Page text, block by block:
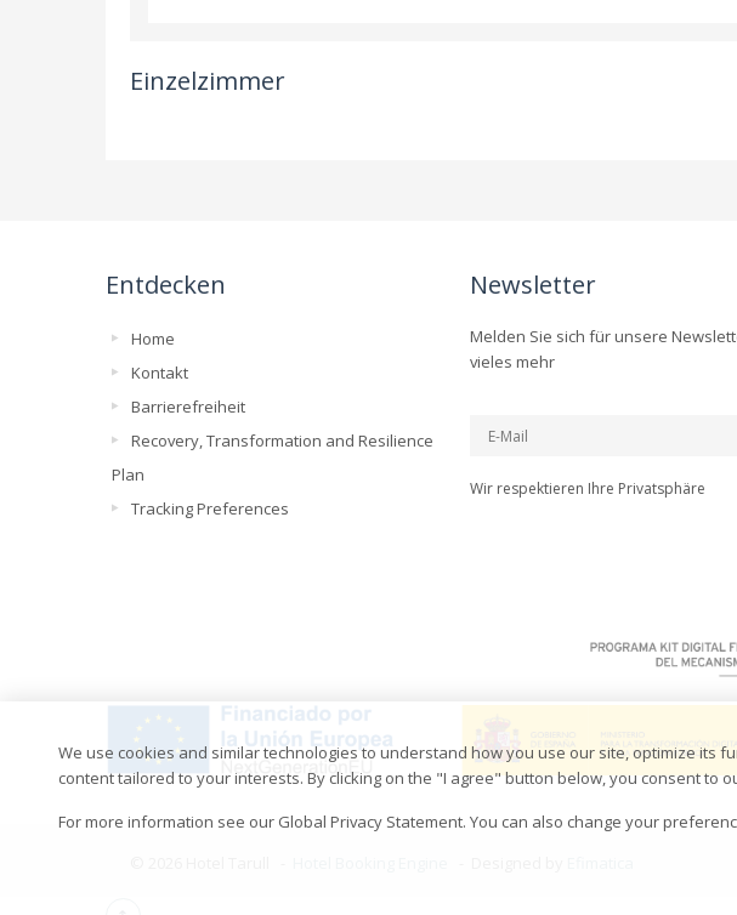
Einzelzimmer
Entdecken
Home
Kontakt
Barrierefreiheit
Recovery, Transformation and Resilience
Plan
Tracking Preferences
Newsletter
Melden Sie sich für unsere
vieles mehr
Wir respektieren Ihre Privatsphäre
We use cookies and similar technologies to understand how you use our site, optimize
content tailored to your interests. By clicking on the "I agree" button below, you consent to
For more information see our Global Privacy Statement. You can also change your